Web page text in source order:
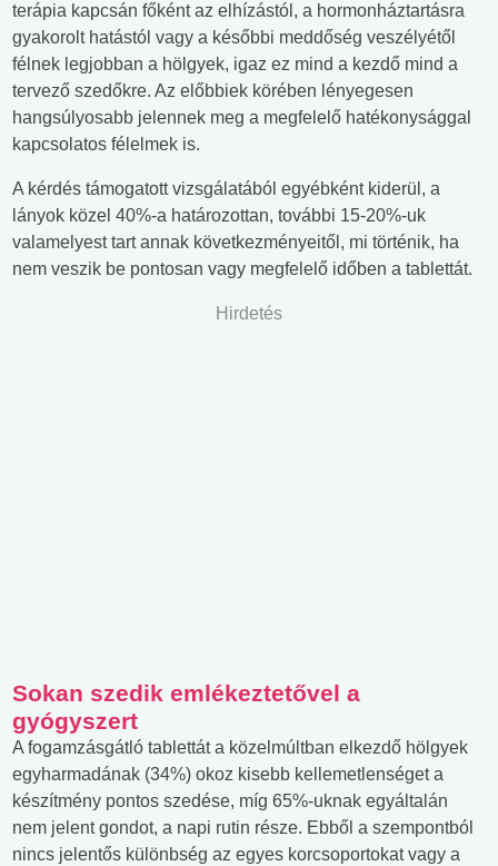
terápia kapcsán főként az elhízástól, a hormonháztartásra
gyakorolt hatástól vagy a későbbi meddőség veszélyétől
félnek legjobban a hölgyek, igaz ez mind a kezdő mind a
tervező szedőkre. Az előbbiek körében lényegesen
hangsúlyosabb jelennek meg a megfelelő hatékonysággal
kapcsolatos félelmek is.
A kérdés támogatott vizsgálatából egyébként kiderül, a
lányok közel 40%-a határozottan, további 15-20%-uk
valamelyest tart annak következményeitől, mi történik, ha
nem veszik be pontosan vagy megfelelő időben a tablettát.
Hirdetés
Sokan szedik emlékeztetővel a
gyógyszert
A fogamzásgátló tablettát a közelmúltban elkezdő hölgyek
egyharmadának (34%) okoz kisebb kellemetlenséget a
készítmény pontos szedése, míg 65%-uknak egyáltalán
nem jelent gondot, a napi rutin része. Ebből a szempontból
nincs jelentős különbség az egyes korcsoportokat vagy a